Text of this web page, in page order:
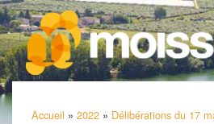
Accueil » 2022 » Délibérations du 17